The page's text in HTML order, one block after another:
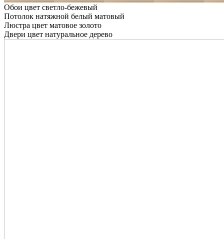
Обои цвет светло-бежевый
Потолок натяжной белый матовый
Люстра цвет матовое золото
Двери цвет натуральное дерево